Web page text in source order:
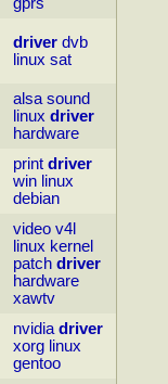
driver dvb
linux sat
alsa sound
linux driver
hardware
print driver
win linux
debian
video v4l
linux kernel
patch driver
hardware
xawtv
nvidia driver
xorg linux
gentoo